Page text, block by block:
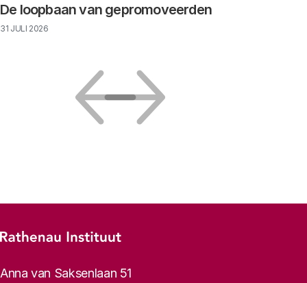
De loopbaan van gepromoveerden
31 JULI 2026
Footer-menu
Rathenau logo, naar de homepage
Contactinformatie
Anna van Saksenlaan 51